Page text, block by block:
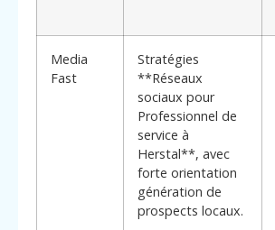
Media
Fast
Stratégies
**Réseaux
sociaux pour
Professionnel de
service à
Herstal**, avec
forte orientation
génération de
prospects locaux.